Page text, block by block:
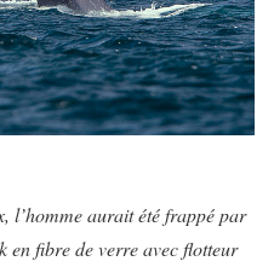
, l’homme aurait été frappé par
en fibre de verre avec flotteur